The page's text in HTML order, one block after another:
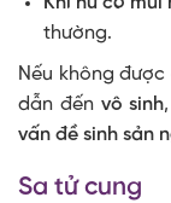
thường.
Nếu không
dẫn đến vô sinh,
vấn đề sinh sản
Sa tử cung